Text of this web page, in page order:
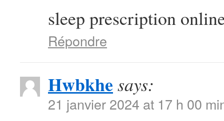
sleep prescription
Répondre
Hwbkhe says:
21 janvier 2024 at 17 h 00